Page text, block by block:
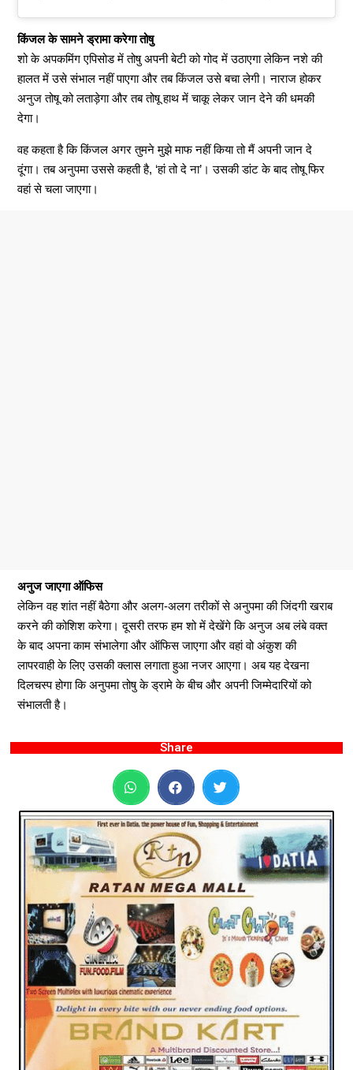
किंजल के सामने ड्रामा करेगा तोषु
शो के अपकमिंग एपिसोड में तोषु अपनी बेटी को गोद में उठाएगा लेकिन नशे की
हालत में उसे संभाल नहीं पाएगा और तब किंजल उसे बचा लेगी। नाराज होकर
अनुज तोषू को लताड़ेगा और तब तोषू हाथ में चाकू लेकर जान देने की धमकी
देगा।
वह कहता है कि किंजल अगर तुमने मुझे माफ नहीं किया तो मैं अपनी जान दे
दूंगा। तब अनुपमा उससे कहती है, ‘हां तो दे ना’। उसकी डांट के बाद तोषू फिर
वहां से चला जाएगा।
अनुज जाएगा ऑफिस
लेकिन वह शांत नहीं बैठेगा और अलग-अलग तरीकों से अनुपमा की जिंदगी खराब
करने की कोशिश करेगा। दूसरी तरफ हम शो में देखेंगे कि अनुज अब लंबे वक्त
के बाद अपना काम संभालेगा और ऑफिस जाएगा और वहां वो अंकुश की
लापरवाही के लिए उसकी क्लास लगाता हुआ नजर आएगा। अब यह देखना
दिलचस्प होगा कि अनुपमा तोषु के ड्रामे के बीच और अपनी जिम्मेदारियों को
संभालती है।
Share